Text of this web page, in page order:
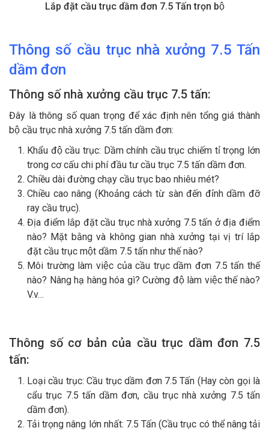
Lắp đặt cầu trục dầm đơn 7.5 Tấn trọn bộ
Thông số cầu trục nhà xưởng 7.5 Tấn
dầm đơn
Thông số nhà xưởng cầu trục 7.5 tấn:
Đây là thông số quan trọng để xác định nên tổng giá thành
bộ cầu trục nhà xưởng 7.5 tấn dầm đơn:
Khẩu độ cầu trục: Dầm chính cầu trục chiếm tỉ trọng lớn
trong cơ cấu chi phí đầu tư cầu trục 7.5 tấn dầm đơn.
Chiều dài đường chạy cầu trục bao nhiêu mét?
Chiều cao nâng (Khoảng cách từ sàn đến đỉnh dầm đỡ
ray cầu trục).
Địa điểm lắp đặt cầu trục nhà xưởng 7.5 tấn ở địa điểm
nào? Mặt bằng và không gian nhà xưởng tại vị trí lắp
đặt cầu trục một dầm 7.5 tấn như thế nào?
Môi trường làm việc của cầu trục dầm đơn 7.5 tấn thế
nào? Nâng hạ hàng hóa gì? Cường độ làm việc thế nào?
V.v…
Thông số cơ bản của cầu trục dầm đơn 7.5
tấn:
Loại cầu trục: Cầu trục dầm đơn 7.5 Tấn (Hay còn gọi là
cẩu trục 7.5 tấn dầm đơn, cầu trục nhà xưởng 7.5 tấn
dầm đơn).
Tải trọng nâng lớn nhất: 7.5 Tấn (Cầu trục có thể nâng tải